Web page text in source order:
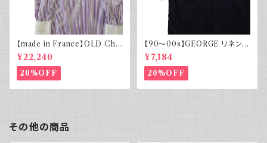
【made in France】OLD Cha
rvet ストライプ 切り替え 紫
¥22,240
20%OFF
【90～00s】GEORGE リネンレ
ーヨンシャツ 黒 ボックスシルエ
ット XL
¥7,184
20%OFF
その他の商品